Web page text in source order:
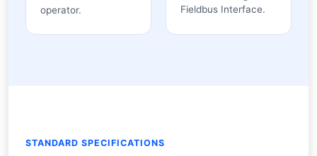
operator.
Fieldbus Interface.
STANDARD SPECIFICATIONS